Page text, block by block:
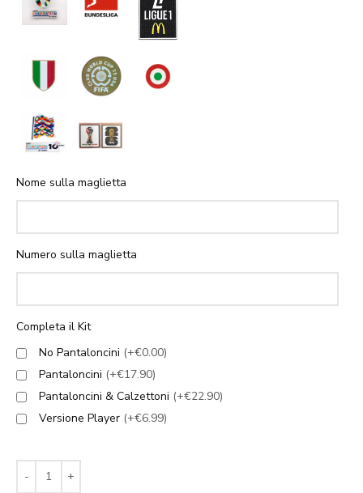
Nome sulla maglietta
Numero sulla maglietta
Completa il Kit
No Pantaloncini (+€0.00)
Pantaloncini (+€17.90)
Pantaloncini & Calzettoni (+€22.90)
Versione Player (+€6.99)